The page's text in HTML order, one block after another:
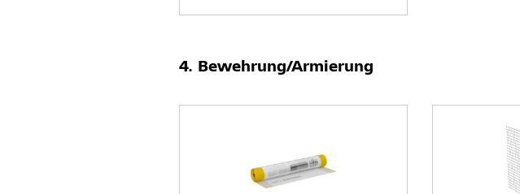
Bewehrung/Armierung